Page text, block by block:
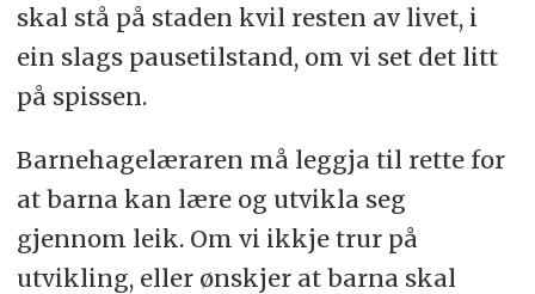
skal stå på staden kvil resten av livet, i
ein slags pausetilstand, om vi set det litt
på spissen.
Barnehagelæraren må leggja til rette for
at barna kan lære og utvikla seg
gjennom leik. Om vi ikkje trur på
utvikling, eller ønskjer at barna skal